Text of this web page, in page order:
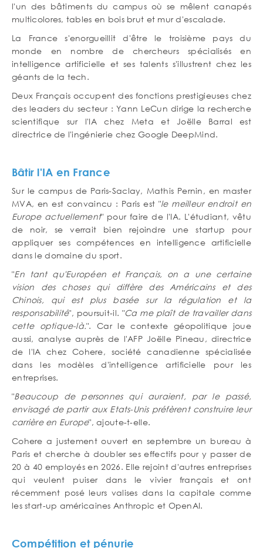
l'un des bâtiments du campus où se mêlent canapés
multicolores, tables en bois brut et mur d'escalade.
La France s'enorgueillit d'être le troisième pays du
monde en nombre de chercheurs spécialisés en
intelligence artificielle et ses talents s'illustrent chez les
géants de la tech.
Deux Français occupent des fonctions prestigieuses chez
des leaders du secteur : Yann LeCun dirige la recherche
scientifique sur l'IA chez Meta et Joëlle Barral est
directrice de l'ingénierie chez Google DeepMind.
Bâtir l'IA en France
Sur le campus de Paris-Saclay, Mathis Pernin, en master
MVA, en est convaincu : Paris est "le meilleur endroit en
Europe actuellement" pour faire de l'IA. L'étudiant, vêtu
de noir, se verrait bien rejoindre une startup pour
appliquer ses compétences en intelligence artificielle
dans le domaine du sport.
"En tant qu'Européen et Français, on a une certaine
vision des choses qui diffère des Américains et des
Chinois, qui est plus basée sur la régulation et la
responsabilité", poursuit-il. "Ca me plaît de travailler dans
cette optique-là.". Car le contexte géopolitique joue
aussi, analyse auprès de l'AFP Joëlle Pineau, directrice
de l'IA chez Cohere, société canadienne spécialisée
dans les modèles d'intelligence artificielle pour les
entreprises.
"Beaucoup de personnes qui auraient, par le passé,
envisagé de partir aux Etats-Unis préfèrent construire leur
carrière en Europe", ajoute-t-elle.
Cohere a justement ouvert en septembre un bureau à
Paris et cherche à doubler ses effectifs pour y passer de
20 à 40 employés en 2026. Elle rejoint d'autres entreprises
qui veulent puiser dans le vivier français et ont
récemment posé leurs valises dans la capitale comme
les start-up américaines Anthropic et OpenAI.
Compétition et pénurie